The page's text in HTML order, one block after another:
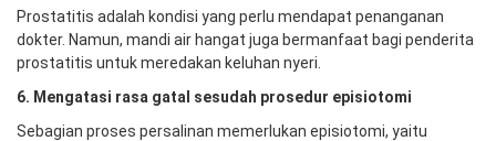
Prostatitis adalah kondisi yang perlu mendapat penanganan
dokter. Namun, mandi air hangat juga bermanfaat bagi penderita
prostatitis untuk meredakan keluhan nyeri.
6. Mengatasi rasa gatal sesudah prosedur episiotomi
Sebagian proses persalinan memerlukan episiotomi, yaitu